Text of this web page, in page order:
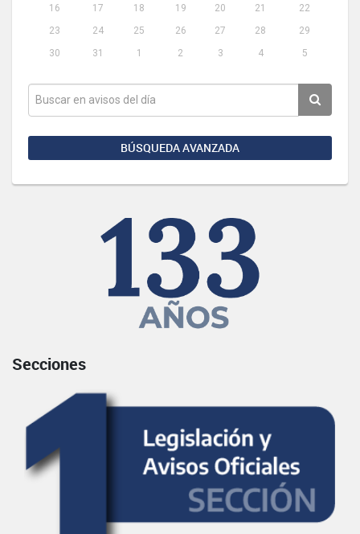
16
17 18 19 20 21
22
23
24 25 26 27 28
29
30
31 1 2 3 4 5
BÚSQUEDA AVANZADA
Secciones